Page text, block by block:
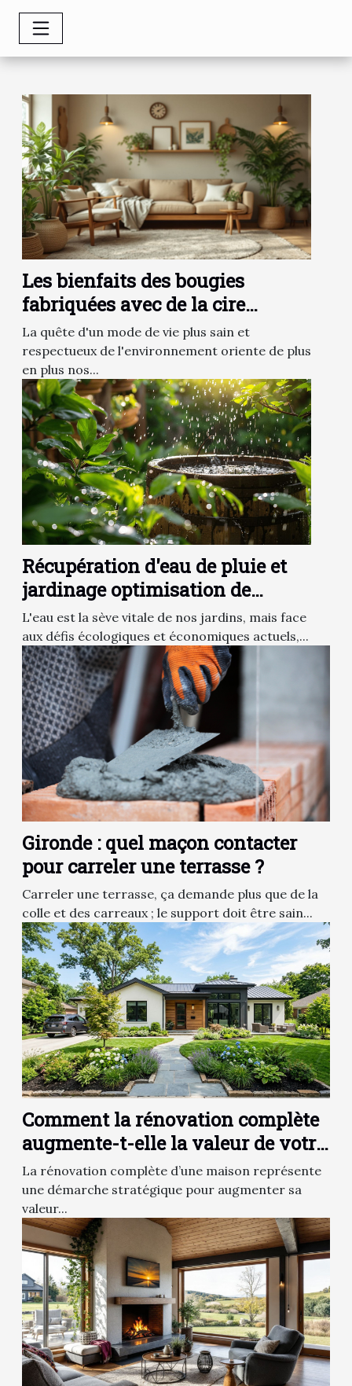
Gironde : quel maçon contacter
pour carreler une terrasse ?
Carreler une terrasse, ça demande plus que de la
colle et des carreaux ; le support doit être sain...
Comment la rénovation complète
augmente-t-elle la valeur de votre
maison ?
La rénovation complète d’une maison représente
une démarche stratégique pour augmenter sa
valeur...
Les bienfaits des bougies
fabriquées avec de la cire
végétale naturelle
La quête d'un mode de vie plus sain et
respectueux de l'environnement oriente de plus
en plus nos...
Récupération d'eau de pluie et
jardinage optimisation de
l'utilisation des ressources en
eau
L'eau est la sève vitale de nos jardins, mais face
aux défis écologiques et économiques actuels,...